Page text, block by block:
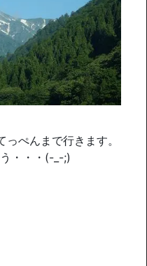
ぺんまで行きます。
・・・(-_-;)